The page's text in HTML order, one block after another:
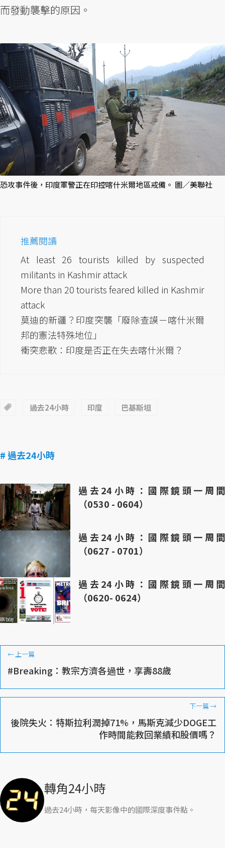
而發動襲擊的原因。
恐攻事件後，印度軍警正在印控喀什米爾地區戒備。 圖／美聯社
推薦閱讀
At least 26 tourists killed by suspected
militants in Kashmir attack
More than 20 tourists feared killed in Kashmir
attack
莫迪的新疆？印度突襲「廢除查謨－喀什米爾
邦的憲法特殊地位」
衝突悲歌：印度是否正在失去喀什米爾？
過去24小時 印度 巴基斯坦
# 過去24小時
過去24小時：國際鏡頭一周間
（0530 - 0604）
過去24小時：國際鏡頭一周間
（0627 - 0701）
過去24小時：國際鏡頭一周間
（0620- 0624）
←上一篇
#Breaking：教宗方濟各過世，享壽88歲
下一篇→
後院失火：特斯拉利潤掉71%，馬斯克減少DOGE工
作時間能救回業績和股價嗎？
轉角24小時
過去24小時，每天影像中的國際深度事件點。